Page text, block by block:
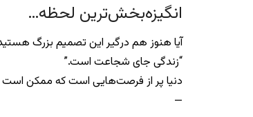
انگیزه‌بخش‌ترین لحظه…
آیا هنوز هم درگیر این تصمیم بزرگ
“زندگی جای شجاعت است.”
دنیا پر از فرصت‌هایی است که ممکن است
—